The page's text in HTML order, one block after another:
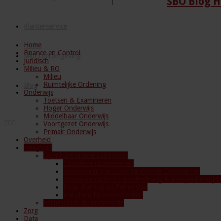
Mijn Leeromgeving
Blog
Home
Finance en Control
Juridisch
Milieu & RO
Milieu
Ruimtelijke Ordening
Onderwijs
Toetsen & Examineren
Hoger Onderwijs
Middelbaar Onderwijs
Voortgezet Onderwijs
Primair Onderwijs
Overheid
Zorg
Data